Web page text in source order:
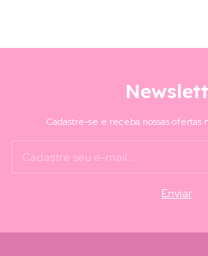
Cadastre-se e receba nossas ofertas